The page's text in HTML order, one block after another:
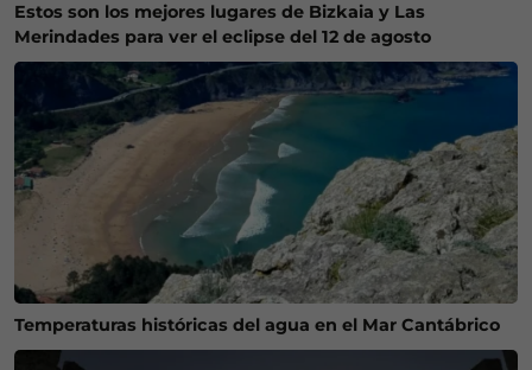
Estos son los mejores lugares de Bizkaia y Las
Merindades para ver el eclipse del 12 de agosto
Temperaturas históricas del agua en el Mar Cantábrico